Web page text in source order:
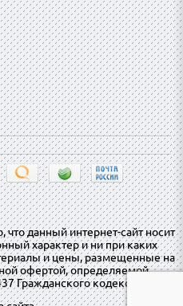
данный интернет-сайт носит
характер и ни при каких
и цены, размещенные на
офертой, определяемой
Гражданского кодекса РФ.